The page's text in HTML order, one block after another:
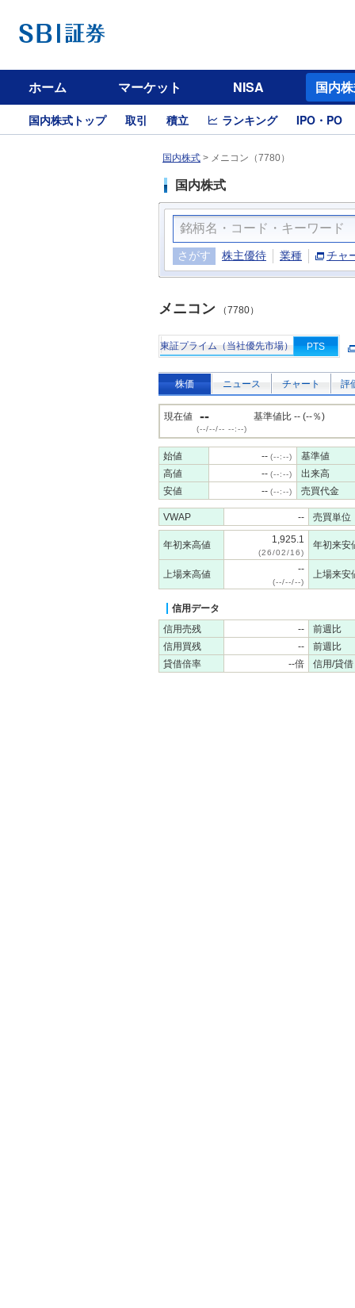
ホーム マーケット NISA 国内
国内株式トップ 取引 積立 ランキング IPO・PO
国内株式 > メニコン（7780）
国内株式
さがす 株主優待 業種 チャ
メニコン （7780）
東証プライム（当社優先市場） PTS
株価 ニュース チャート 評
現在値 --
(--/--/-- --:--)
基準値比 -- (--％)
始値 -- (--:--)
基準値
高値
-- (--:--)
出来高
安値
-- (--:--) 売買代金
VWAP -- 売買単位
年初来高値 1,925.1
(26/02/16)
年初来安
上場来高値 --
(--/--/--)
上場来安
信用データ
信用売残
--
前週比
信用買残
--
前週比
貸借倍率
--倍 信用/貸借